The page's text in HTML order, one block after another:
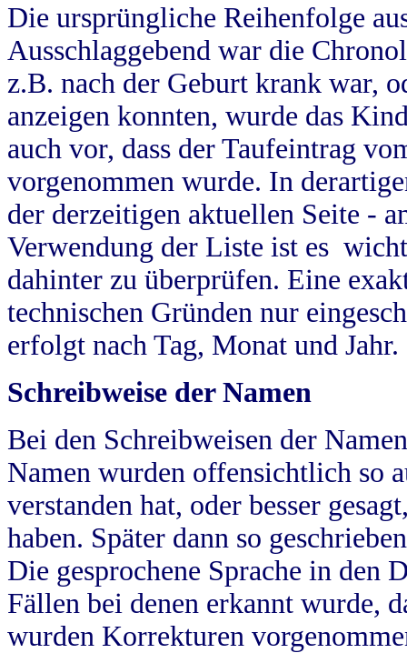
Die ursprüngliche Reihenfolge
Ausschlaggebend war die
z.B. nach der Geburt krank war,
anzeigen konnten, wurde das
auch vor, dass der Taufeintrag
vorgenommen wurde. In
der derzeitigen aktuellen Seite -
Verwendung der Liste ist es
dahinter zu überprüfen. Eine
technischen Gründen nur
erfolgt nach Tag, Monat und Jahr.
Schreibweise der Namen
Bei den Schreibweisen der
Namen wurden offensichtlich so
verstanden hat, oder besser
haben. Später dann so
Die gesprochene Sprache in
Fällen bei denen erkannt wurde,
wurden Korrekturen